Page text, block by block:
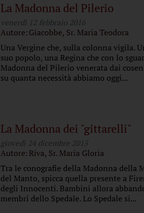
La Madonna del Pilerio
venerdì 12 febbraio 2016
Autore:Giacobbe, Sr. Maria Teodora
Una Vergine che, sulla colonna vigila.
suo popolo, una Regina che con lo
Madonna del Pilerio venerata dai
su quanta necessità abbiamo oggi...
La Madonna dei "gittarelli"
giovedì 24 dicembre 2015
Autore:Riva, Sr. Maria Gloria
Tra le conografie della Madonna della
del Manto, spicca quella presente a
degli Innocenti. Bambini allora
membri dello Spedale. Lo Spedale si...